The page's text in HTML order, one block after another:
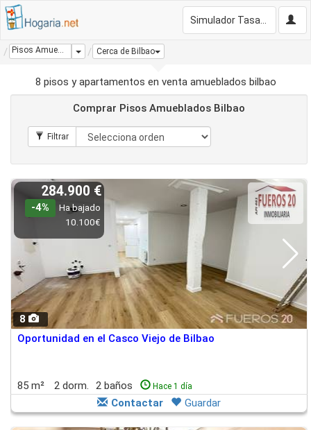
Pisos Amueblados Bilbao Dropdown
Cerca de Bilbao
8 pisos y apartamentos en venta amueblados bilbao
Comprar Pisos Amueblados Bilbao
8
284.900 €
-4%
Ha bajado
10.100€
Oportunidad en el Casco Viejo de Bilbao
85 m² 2 dorm. 2 baños Hace 1 día
Contactar Guardar